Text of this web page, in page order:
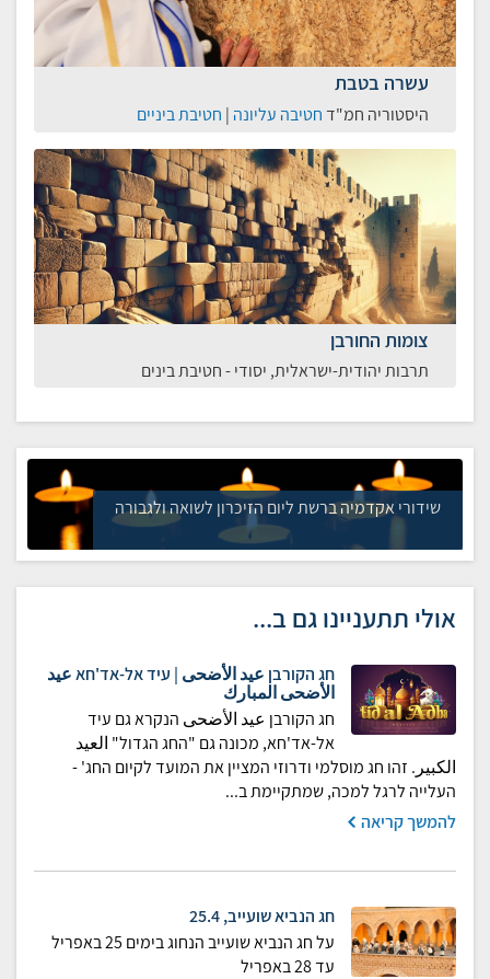
עשרה בטבת
היסטוריה חמ"דחטיבה עליונה | חטיבת ביניים
צומות החורבן
תרבות יהודית-ישראלית, יסודי - חטיבת בינים
שידורי אקדמיה ברשת ליום הזיכרון לשואה ולגבורה
אולי תתעניינו גם ב...
חג הקורבן عيد الأضحى | עיד אל-אד'חא عيد
الأضحى المبارك
חג הקורבן عيد الأضحى הנקרא גם עיד
אל-אד'חא, מכונה גם "החג הגדול" العيد
الكبير. זהו חג מוסלמי ודרוזי המציין את המועד לקיום החג' -
העלייה לרגל למכה, שמתקיימת ב...
להמשך קריאה
חג הנביא שועייב, 25.4
על חג הנביא שועייב הנחוג בימים 25 באפריל
עד 28 באפריל